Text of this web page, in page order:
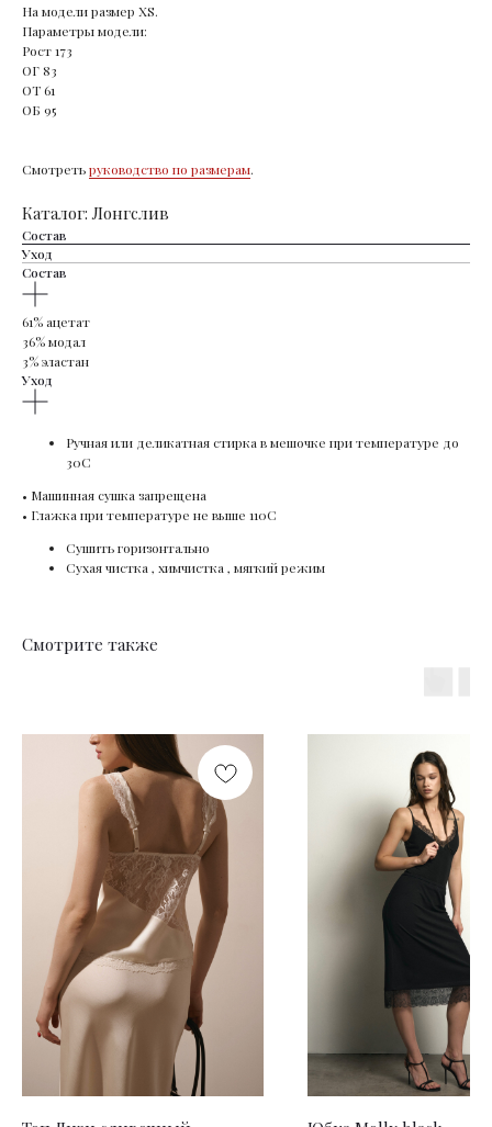
На модели размер XS.
Параметры модели:
Рост 173
ОГ 83
ОТ 61
ОБ 95
Смотретьруководство по размерам.
Каталог: Лонгслив
Состав
Уход
Состав
61% ацетат
36% модал
3% эластан
Уход
⁠Ручная или деликатная стирка в мешочке при температуре до
30C
•⁠ ⁠Машинная сушка запрещена
•⁠ ⁠Глажка при температуре не выше 110С
Сушить горизонтально
Сухая чистка , химчистка , мягкий режим
Смотрите также